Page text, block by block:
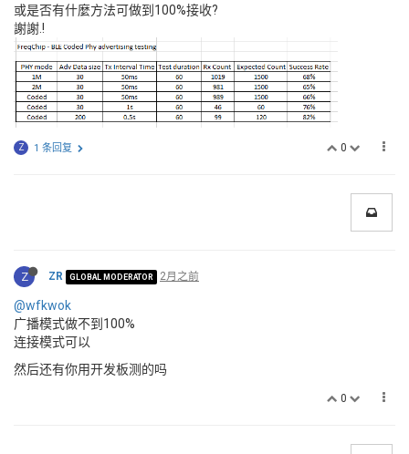
或是否有什麼方法可做到100%接收?
謝謝.!
0
Z 1 条回复
Z ZR GLOBAL MODERATOR 2月之前
@wfkwok
广播模式做不到100%
连接模式可以
然后还有你用开发板测的吗
0